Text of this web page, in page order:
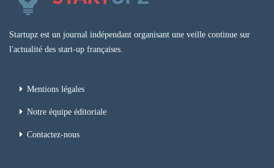
Startupz est un journal indépendant organisant une veille continue sur
l'actualité des start-up françaises.
Mentions légales
Notre équipe éditoriale
Contactez-nous